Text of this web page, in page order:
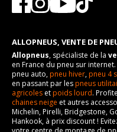
ALLOPNEUS, VENTE DE
Allopneus, spécialiste de la
en France du pneu sur
pneu auto,pneu hiver,pneu 4
en passant par lespneus
agricoles etpoids lourd.
chaines neige et autres
Michelin, Pirelli, Bridgestone,
Hankook, à prix discount !